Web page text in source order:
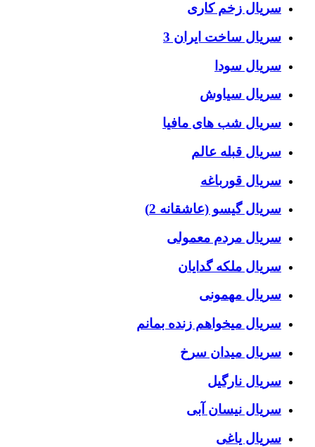
سریال زخم کاری
سریال ساخت ایران 3
سریال سودا
سریال سیاوش
سریال شب های مافیا
سریال قبله عالم
سریال قورباغه
سریال گیسو (عاشقانه 2)
سریال مردم معمولی
سریال ملکه گدایان
سریال مهمونی
سریال میخواهم زنده بمانم
سریال میدان سرخ
سریال نارگیل
سریال نیسان آبی
سریال یاغی